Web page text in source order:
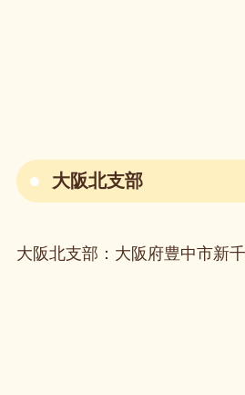
大阪北支部
大阪北支部：大阪府豊中市新